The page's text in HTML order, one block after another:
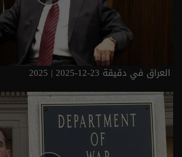
العراق في دقيقة 23-12-2025 | 2025